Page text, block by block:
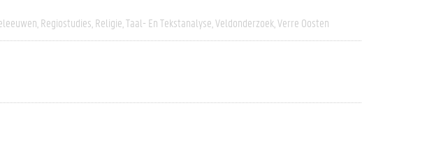
Regiostudies Religie Taal- En Tekstanalyse Veldonderzoek Verre Oosten